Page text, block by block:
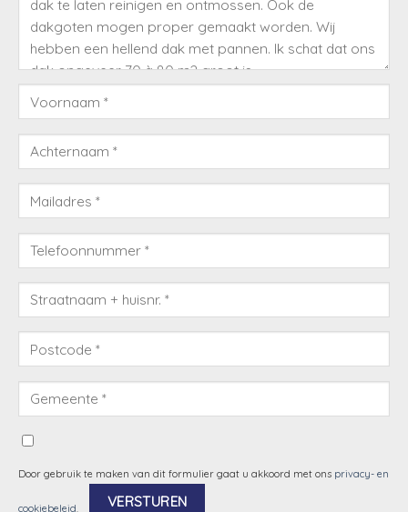
Door gebruik te maken van dit formulier gaat u akkoord met ons privacy- en
cookiebeleid.